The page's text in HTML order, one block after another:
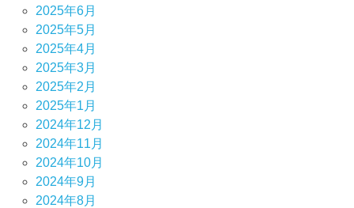
2025年6月
2025年5月
2025年4月
2025年3月
2025年2月
2025年1月
2024年12月
2024年11月
2024年10月
2024年9月
2024年8月